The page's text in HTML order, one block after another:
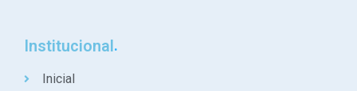
Institucional
Inicial